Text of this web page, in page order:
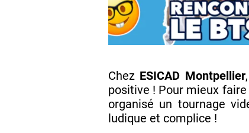
Chez ESICAD Montpellier
positive ! Pour mieux
organisé un tournage
ludique et complice !